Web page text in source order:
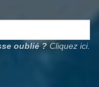
oublié ?Cliquez ici.